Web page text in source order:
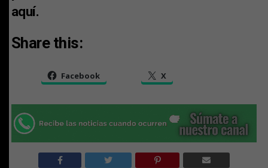
aquí.
Share this:
Facebook X